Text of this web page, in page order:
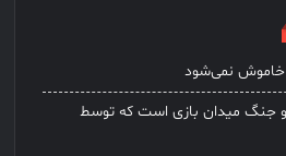
خاموش نمی‌شود
میدان بازی است که توسط